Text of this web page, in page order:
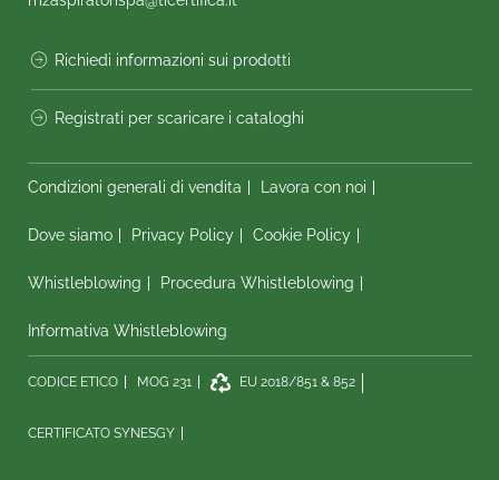
Richiedi informazioni sui prodotti
Registrati per scaricare i cataloghi
Condizioni generali di vendita Lavora con noi
Dove siamo Privacy Policy Cookie Policy
Whistleblowing Procedura Whistleblowing
Informativa Whistleblowing
CODICE ETICO MOG 231 EU 2018/851 & 852
CERTIFICATO SYNESGY